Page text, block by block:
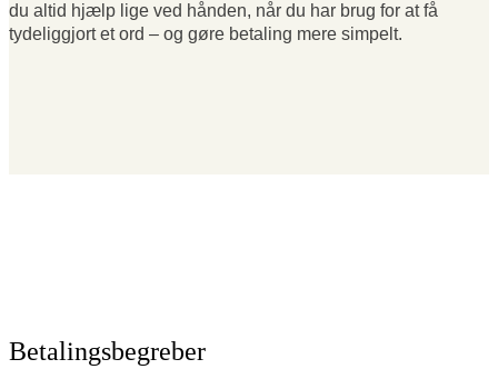
du altid hjælp lige ved hånden, når du har brug for at få
tydeliggjort et ord – og gøre betaling mere simpelt.
Betalingsbegreber